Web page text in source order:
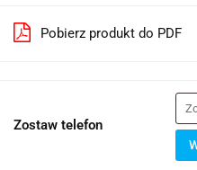
Pobierz produkt do PDF
Zostaw telefon